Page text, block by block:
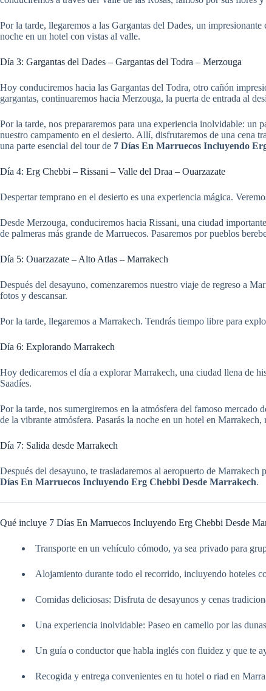
Por la tarde, llegaremos a las Gargantas del Dades, un
noche en un hotel con vistas al valle.
Día 3: Gargantas del Dades – Gargantas del Todra – Merzouga
Hoy conduciremos hacia las Gargantas del Todra, otro cañón
gargantas, continuaremos hacia Merzouga, la puerta de entrada al
Por la tarde, nos prepararemos para una experiencia inolvidable: un
nuestro campamento en el desierto. Allí, disfrutaremos de una cena
una parte esencial del tour de 7 Días En Marruecos Incluyendo
Día 4: Erg Chebbi – Rissani – Valle del Draa – Ouarzazate
Despertar temprano en el desierto es una experiencia mágica.
Desde Merzouga, conduciremos hacia Rissani, una ciudad
de palmeras más grande de Marruecos. Pasaremos por pueblos
Día 5: Ouarzazate – Alto Atlas – Marrakech
Después del desayuno, comenzaremos nuestro viaje de regreso a
fotos y descansar.
Por la tarde, llegaremos a Marrakech. Tendrás tiempo libre para
Día 6: Explorando Marrakech
Hoy dedicaremos el día a explorar Marrakech, una ciudad llena de
Saadíes.
Por la tarde, nos sumergiremos en la atmósfera del famoso
de la vibrante atmósfera. Pasarás la noche en un hotel en
Día 7: Salida desde Marrakech
Después del desayuno, te trasladaremos al aeropuerto de
Días En Marruecos Incluyendo Erg Chebbi Desde Marrakech.
Qué incluye 7 Días En Marruecos Incluyendo Erg Chebbi Desde
Transporte en un vehículo cómodo, ya sea privado para
Alojamiento durante todo el recorrido, incluyendo hoteles
Comidas deliciosas: Disfruta de desayunos y cenas
Una experiencia inolvidable: Paseo en camello por las
Un guía o conductor que habla inglés con fluidez y que te
Recogida y entrega convenientes en tu hotel o riad en